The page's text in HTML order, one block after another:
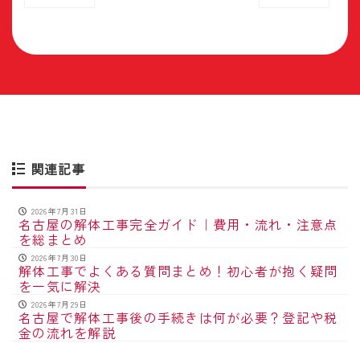
関連記事
2026年7月31日
名古屋の解体工事完全ガイド｜費用・流れ・注意点
を総まとめ
2026年7月30日
解体工事でよくある質問まとめ！初心者が抱く疑問
を一気に解決
2026年7月29日
名古屋で解体工事後の手続きは何が必要？登記や税
金の流れを解説